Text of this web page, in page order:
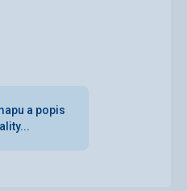
za hotelem s větráky
a popis